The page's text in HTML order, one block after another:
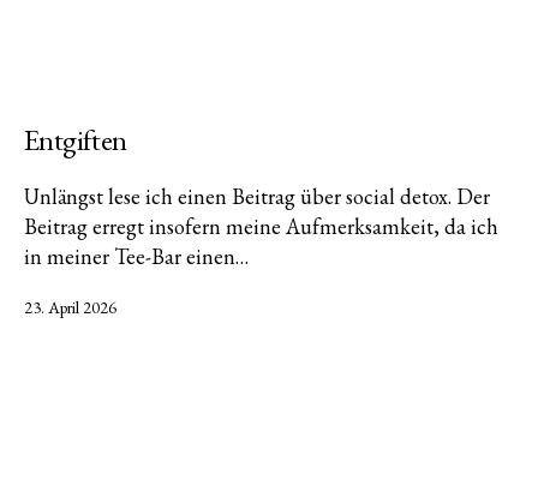
Entgiften
Unlängst lese ich einen Beitrag über social detox. Der
Beitrag erregt insofern meine Aufmerksamkeit, da ich
in meiner Tee-Bar einen…
Veröffentlicht
23. April 2026